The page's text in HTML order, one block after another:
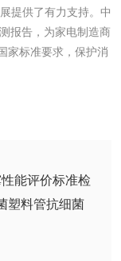
提供了有力支持。中
报告，为家电制造商
家标准要求，保护消
能评价标准检
塑料管抗细菌
？